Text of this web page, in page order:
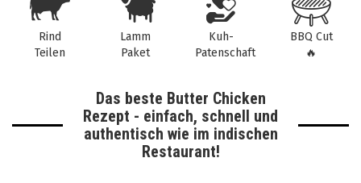
Rind
Teilen
Lamm
Paket
Kuh-
Patenschaft
BBQ Cut
🔥
Das beste Butter Chicken
Rezept - einfach, schnell und
authentisch wie im indischen
Restaurant!